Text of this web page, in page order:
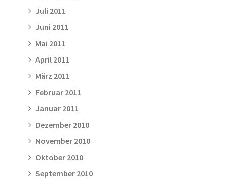
Juli 2011
Juni 2011
Mai 2011
April 2011
März 2011
Februar 2011
Januar 2011
Dezember 2010
November 2010
Oktober 2010
September 2010